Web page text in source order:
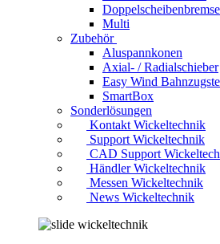
Multi
Zubehör
Aluspannkonen
Axial- / Radialschieber
Easy Wind
SmartBox
Sonderlösungen
Kontakt Wickeltechnik
Support Wickeltechnik
CAD Support
Händler Wickeltechnik
Messen Wickeltechnik
News Wickeltechnik